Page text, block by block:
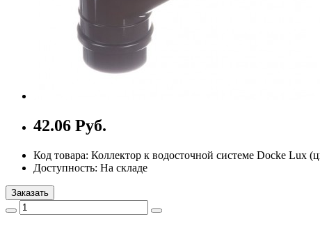
42.06 Руб.
Код товара: Коллектор к водосточной системе Docke Lux
Доступность: На складе
Заказать